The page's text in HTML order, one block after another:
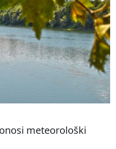
meteorološki